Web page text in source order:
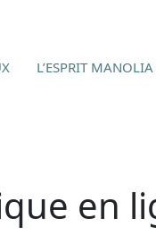
L’ESPRIT MANOLIA
en